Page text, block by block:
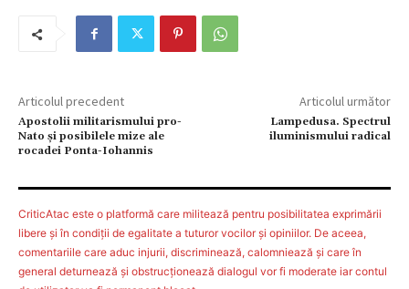
Articolul precedent
Apostolii militarismului pro-
Nato și posibilele mize ale
rocadei Ponta-Iohannis
Articolul următor
Lampedusa. Spectrul
iluminismului radical
CriticAtac este o platformă care militează pentru posibilitatea exprimării
libere şi în condiţii de egalitate a tuturor vocilor şi opiniilor. De aceea,
comentariile care aduc injurii, discriminează, calomniează şi care în
general deturnează şi obstrucţionează dialogul vor fi moderate iar contul